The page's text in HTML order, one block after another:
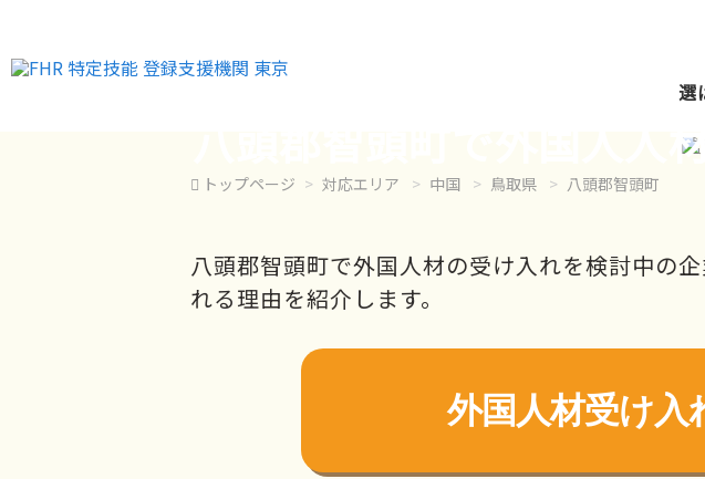
選
八頭郡智頭町で外国人人
トップページ 対応エリア 中国 鳥取県 八頭郡智頭町
八頭郡智頭町で外国人材の受け入れを検討中の
れる理由を紹介します。
外国人材受け入